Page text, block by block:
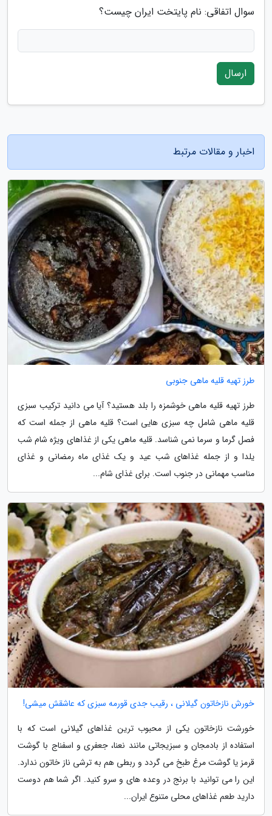
سوال اتفاقی: نام پایتخت ایران چیست؟
ارسال
اخبار و مقالات مرتبط
طرز تهیه قلیه ماهی جنوبی
طرز تهیه قلیه ماهی خوشمزه را بلد هستید؟ آیا می دانید ترکیب سبزی
قلیه ماهی شامل چه سبزی هایی است؟ قلیه ماهی از جمله است که
فصل گرما و سرما نمی شناسد. قلیه ماهی یکی از غذاهای ویژه شام شب
یلدا و از جمله غذاهای شب عید و یک غذای ماه رمضانی و غذای
مناسب مهمانی در جنوب است. برای غذای شام...
خورش نازخاتون گیلانی ، رقیب جدی قورمه سبزی که عاشقش میشی!
خورشت نازخاتون یکی از محبوب ترین غذاهای گیلانی است که با
استفاده از بادمجان و سبزیجاتی مانند نعنا، جعفری و اسفناج با گوشت
قرمز یا گوشت مرغ طبخ می گردد و ربطی هم به ترشی ناز خاتون ندارد.
این را می توانید با برنج در وعده های و سرو کنید. اگر شما هم دوست
دارید طعم غذاهای محلی متنوع ایران...